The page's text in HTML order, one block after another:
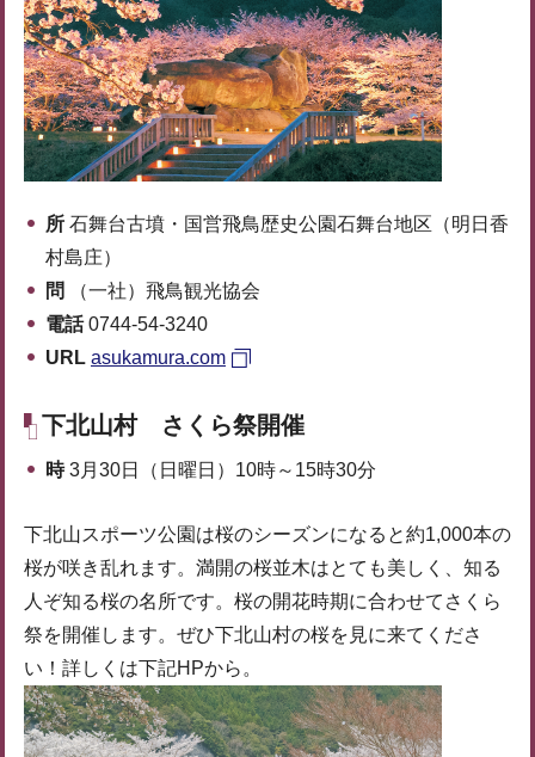
所 石舞台古墳・国営飛鳥歴史公園石舞台地区（明日香
村島庄）
問
（一社）飛鳥観光協会
電話0744-54-3240
URL asukamura.com
下北山村 さくら祭開催
時3月30日（日曜日）10時～15時30分
下北山スポーツ公園は桜のシーズンになると約1,000本の
桜が咲き乱れます。満開の桜並木はとても美しく、知る
人ぞ知る桜の名所です。桜の開花時期に合わせてさくら
祭を開催します。ぜひ下北山村の桜を見に来てくださ
い！詳しくは下記HPから。